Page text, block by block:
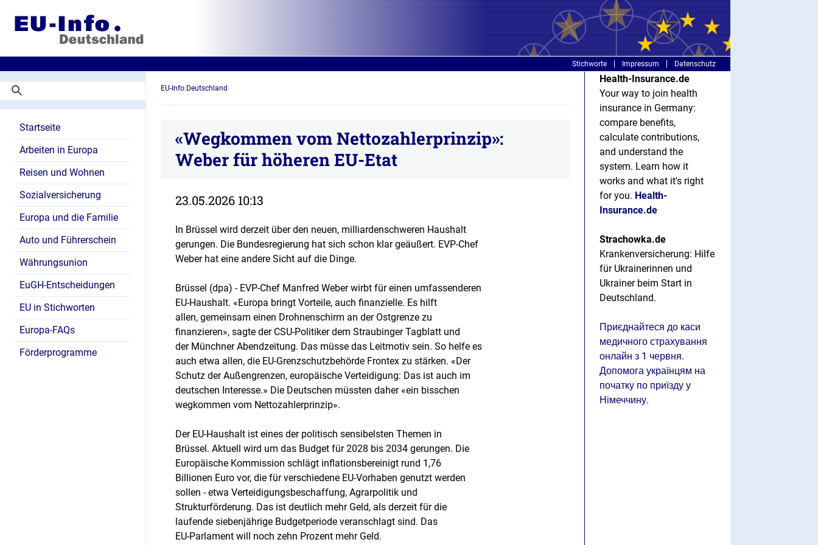
Stichworte Impressum Datenschutz
Startseite
Arbeiten in Europa
Reisen und Wohnen
Sozialversicherung
Europa und die Familie
Auto und Führerschein
Währungsunion
EuGH-Entscheidungen
EU in Stichworten
Europa-FAQs
Förderprogramme
EU-Info.Deutschland
«Wegkommen vom Nettozahlerprinzip»:
Weber für höheren EU-Etat
23.05.2026 10:13
In Brüssel wird derzeit über den neuen, milliardenschweren Haushalt
gerungen. Die Bundesregierung hat sich schon klar geäußert. EVP-Chef
Weber hat eine andere Sicht auf die Dinge.
Brüssel (dpa) - EVP-Chef Manfred Weber wirbt für einen umfassenderen
EU-Haushalt. «Europa bringt Vorteile, auch finanzielle. Es hilft
allen, gemeinsam einen Drohnenschirm an der Ostgrenze zu
finanzieren», sagte der CSU-Politiker dem Straubinger Tagblatt und
der Münchner Abendzeitung. Das müsse das Leitmotiv sein. So helfe es
auch etwa allen, die EU-Grenzschutzbehörde Frontex zu stärken. «Der
Schutz der Außengrenzen, europäische Verteidigung: Das ist auch im
deutschen Interesse.» Die Deutschen müssten daher «ein bisschen
wegkommen vom Nettozahlerprinzip».
Der EU-Haushalt ist eines der politisch sensibelsten Themen in
Brüssel. Aktuell wird um das Budget für 2028 bis 2034 gerungen. Die
Europäische Kommission schlägt inflationsbereinigt rund 1,76
Billionen Euro vor, die für verschiedene EU-Vorhaben genutzt werden
sollen - etwa Verteidigungsbeschaffung, Agrarpolitik und
Strukturförderung. Das ist deutlich mehr Geld, als derzeit für die
laufende siebenjährige Budgetperiode veranschlagt sind. Das
EU-Parlament will noch zehn Prozent mehr Geld.
Health-Insurance.de
Your way to join health
insurance in Germany:
compare benefits,
calculate contributions,
and understand the
system. Learn how it
works and what it's right
for you. Health-
Insurance.de
Strachowka.de
Krankenversicherung: Hilfe
für Ukrainerinnen und
Ukrainer beim Start in
Deutschland.
Приєднайтеся до каси
медичного страхування
онлайн з 1 червня.
Допомога українцям на
початку по приїзду у
Німеччину.